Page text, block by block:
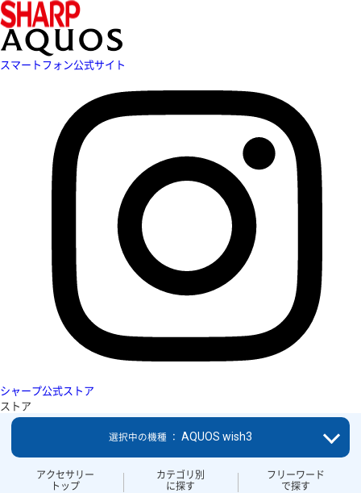
スマートフォン公式サイト
シャープ公式ストア
ストア
アクセサリー
トップ
カテゴリ別
に探す
フリーワード
で探す
選択中の機種 ： AQUOS wish3